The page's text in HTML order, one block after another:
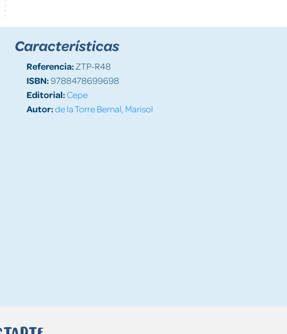
Características
Referencia: ZTP-R48
ISBN:9788478699698
Editorial: Cepe
Autor:de la Torre Bernal, Marisol